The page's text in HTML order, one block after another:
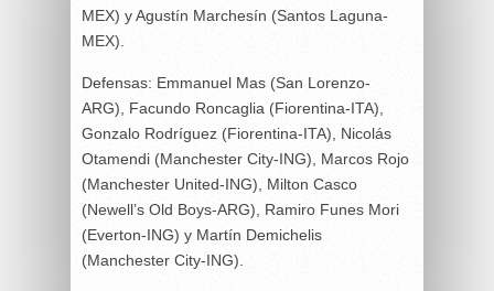
MEX) y Agustín Marchesín (Santos Laguna-
MEX).
Defensas: Emmanuel Mas (San Lorenzo-
ARG), Facundo Roncaglia (Fiorentina-ITA),
Gonzalo Rodríguez (Fiorentina-ITA), Nicolás
Otamendi (Manchester City-ING), Marcos Rojo
(Manchester United-ING), Milton Casco
(Newell’s Old Boys-ARG), Ramiro Funes Mori
(Everton-ING) y Martín Demichelis
(Manchester City-ING).